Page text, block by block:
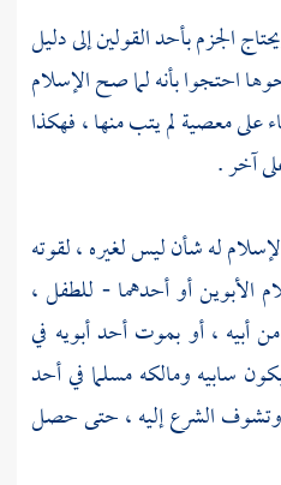
الجزم بأحد القولين إلى دليل
احتجوا بأنه لما صح الإسلام
على معصية لم يتب منها ، فهكذا
آخر .
له شأن ليس لغيره ، لقوته
الأبوين أو أحدهما - للطفل ،
أبيه ، أو بموت أحد أبويه في
سابيه ومالكه مسلما في أحد
وتشوف الشرع إليه ، حتى حصل